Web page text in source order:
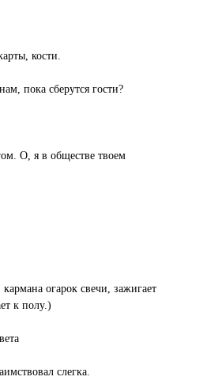
кости.
пока сберутся гости?
О, я в обществе твоем
огарок свечи, зажигает
к полу.)
слегка.